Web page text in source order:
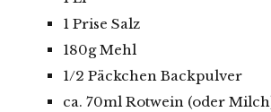
1 Prise Salz
180g Mehl
1/2 Päckchen Backpulver
ca. 70ml Rotwein (oder